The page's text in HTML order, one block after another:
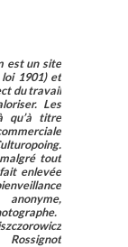
est un site
1901) et
du travail
Les
qu’à titre
tout
enlevée